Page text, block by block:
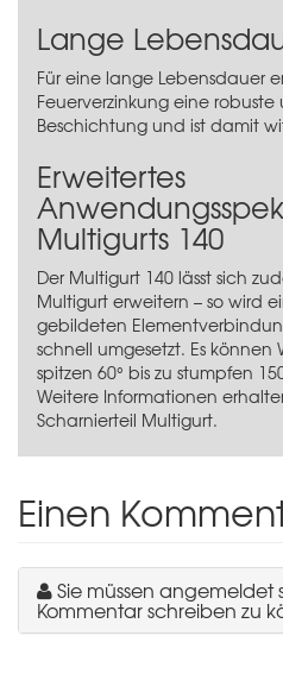
Lange
Für eine lange Lebensdauer
Feuerverzinkung eine
Beschichtung und ist damit
Erweitertes
Multigurts 140
Der Multigurt 140 lässt sich
Multigurt erweitern – so wird
gebildeten
schnell umgesetzt. Es können
spitzen 60° bis zu stumpfen
Weitere Informationen
Scharnierteil Multigurt.
Einen
Sie müssen angemeldet
Kommentar schreiben zu